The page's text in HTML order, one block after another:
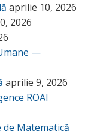
aprilie 10, 2026
2026
—
aprilie 9, 2026
ROAI
Matematică